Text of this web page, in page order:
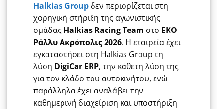
Halkias Group δεν περιορίζεται στη
χορηγική στήριξη της αγωνιστικής
ομάδας Halkias Racing Team στο ΕΚΟ
Ράλλυ Ακρόπολις 2026. Η εταιρεία έχει
εγκαταστήσει στη Halkias Group τη
λύση DigiCar ERP, την κάθετη λύση της
για τον κλάδο του αυτοκινήτου, ενώ
παράλληλα έχει αναλάβει την
καθημερινή διαχείριση και υποστήριξη